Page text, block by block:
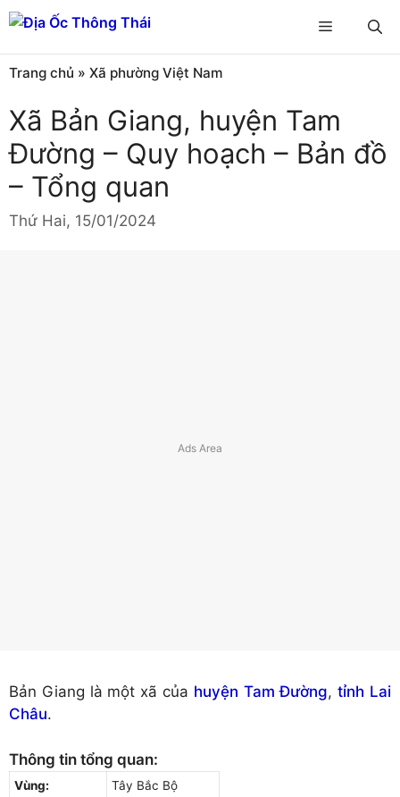
Chuyển
đến
nội
dung
Menu
Trang chủ » Xã phường Việt Nam
Xã Bản Giang, huyện Tam
Đường – Quy hoạch – Bản đồ
– Tổng quan
Thứ Hai, 15/01/2024
Bản Giang là một xã của huyện Tam Đường,tỉnh Lai
Châu.
Thông tin tổng quan:
Vùng:
Tây Bắc Bộ